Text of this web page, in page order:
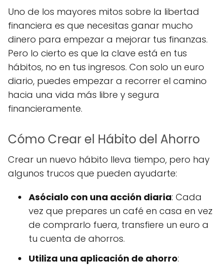
Uno de los mayores mitos sobre la libertad
financiera es que necesitas ganar mucho
dinero para empezar a mejorar tus finanzas.
Pero lo cierto es que la clave está en tus
hábitos, no en tus ingresos. Con solo un euro
diario, puedes empezar a recorrer el camino
hacia una vida más libre y segura
financieramente.
Cómo Crear el Hábito del Ahorro
Crear un nuevo hábito lleva tiempo, pero hay
algunos trucos que pueden ayudarte:
Asócialo con una acción diaria: Cada
vez que prepares un café en casa en vez
de comprarlo fuera, transfiere un euro a
tu cuenta de ahorros.
Utiliza una aplicación de ahorro: